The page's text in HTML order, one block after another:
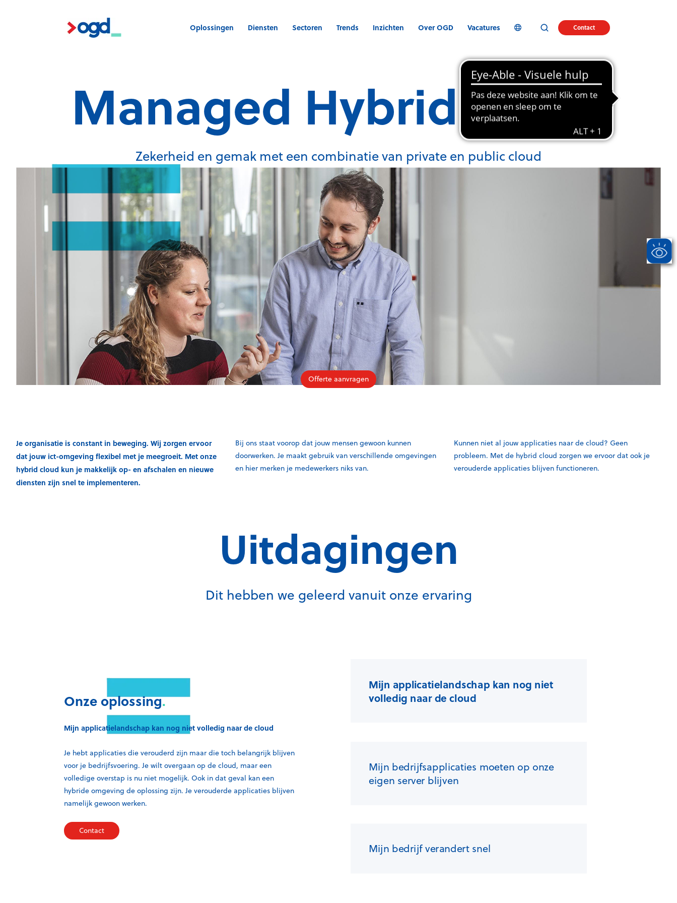
Oplossingen Diensten Sectoren Trends Inzichten Over OGD Vacatures Contact
Managed Hybrid Cloud
Zekerheid en gemak met een combinatie van private en public cloud
Offerte aanvragen
Je organisatie is constant in beweging. Wij zorgen ervoor
dat jouw ict-omgeving flexibel met je meegroeit. Met onze
hybrid cloud kun je makkelijk op- en afschalen en nieuwe
diensten zijn snel te implementeren.
Bij ons staat voorop dat jouw mensen gewoon kunnen
doorwerken. Je maakt gebruik van verschillende omgevingen
en hier merken je medewerkers niks van.
Kunnen niet al jouw applicaties naar de cloud? Geen
probleem. Met de hybrid cloud zorgen we ervoor dat ook je
verouderde applicaties blijven functioneren.
Uitdagingen
Dit hebben we geleerd vanuit onze ervaring
Onze oplossing.
Mijn applicatielandschap kan nog niet volledig naar de cloud
Je hebt applicaties die verouderd zijn maar die toch belangrijk blijven
voor je bedrijfsvoering. Je wilt overgaan op de cloud, maar een
volledige overstap is nu niet mogelijk. Ook in dat geval kan een
hybride omgeving de oplossing zijn. Je verouderde applicaties blijven
namelijk gewoon werken.
Contact
Mijn applicatielandschap kan nog niet
volledig naar de cloud
Mijn bedrijfsapplicaties moeten op onze
eigen server blijven
Mijn bedrijf verandert snel